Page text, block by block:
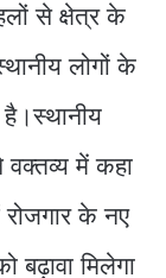
से क्षेत्र के
लोगों के
वक्तव्य में कहा
रोजगार के नए
बढ़ावा मिलेगा